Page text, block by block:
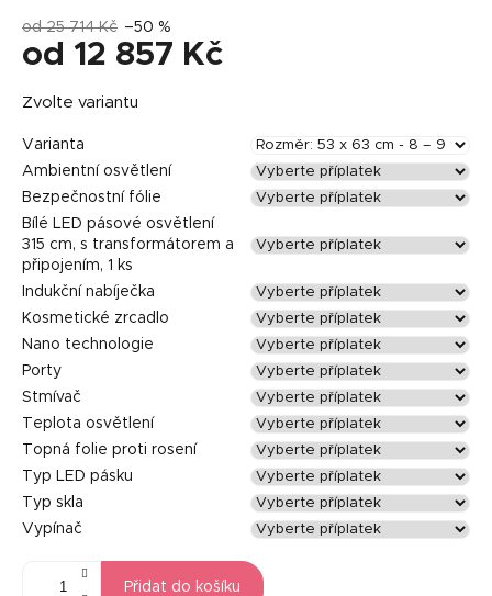
od 25 714 Kč –50 %
od 12 857 Kč
cena:
Zvolte variantu
Varianta
Ambientní osvětlení
Bezpečnostní fólie
Bílé LED pásové osvětlení
315 cm, s transformátorem a
připojením, 1 ks
Indukční nabíječka
Kosmetické zrcadlo
Nano technologie
Porty
Stmívač
Teplota osvětlení
Topná folie proti rosení
Typ LED pásku
Typ skla
Vypínač
Přidat do košíku